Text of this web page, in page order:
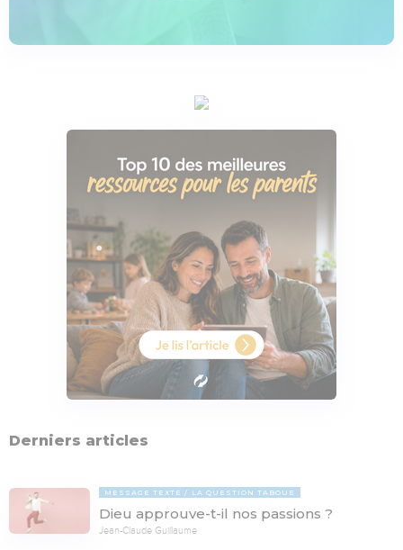
Derniers articles
MESSAGE TEXTE LA QUESTION TABOUE
Dieu approuve-t-il nos passions ?
Jean-Claude Guillaume